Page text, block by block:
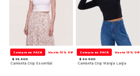
Compra en PACK Hasta 15% Off
$ 39.900
Camiseta Crop Essential
Compra en PACK Hasta 15% Off
$ 44.900
Camiseta Crop Manga Larga